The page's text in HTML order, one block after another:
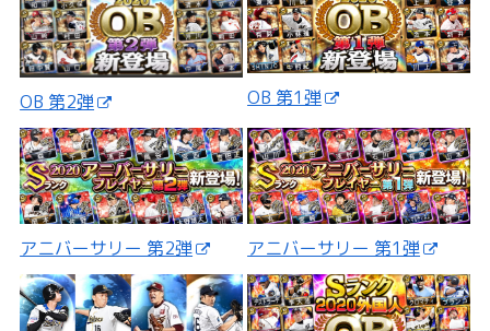
OB 第2弾 OB 第1弾
アニバーサリー 第2弾 アニバーサリー 第1弾